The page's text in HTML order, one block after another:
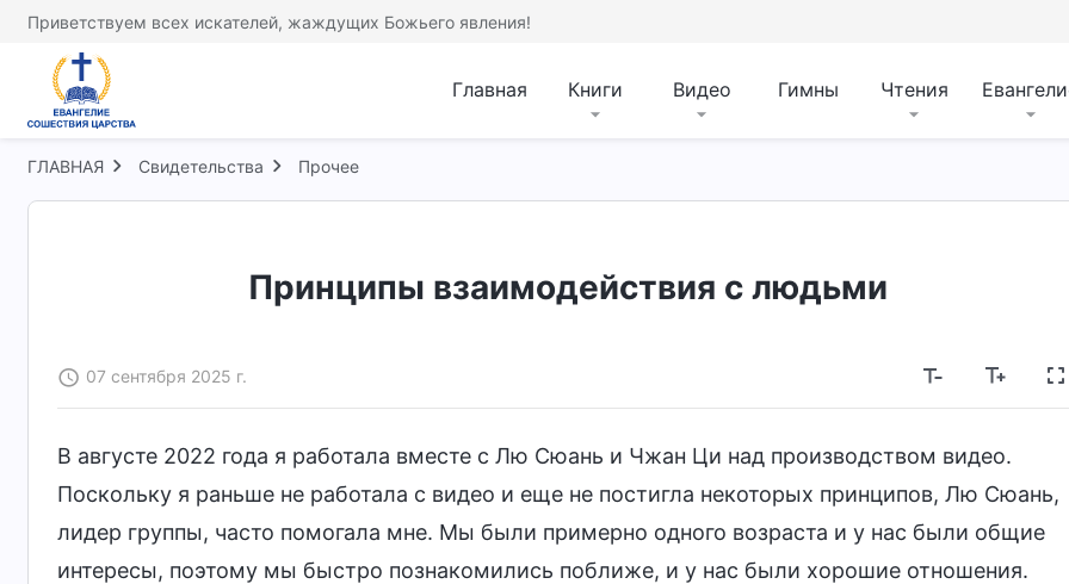
Приветствуем всех искателей, жаждущих Божьего явления!
Главная Книги Видео Гимны Чтения
ГЛАВНАЯ Свидетельства Прочее
Принципы взаимодействия с людьми
07 сентября 2025 г.
В августе 2022 года я работала вместе с Лю Сюань и Чжан Ци над производством видео.
Поскольку я раньше не работала с видео и еще не постигла некоторых принципов, Лю Сюань,
лидер группы, часто помогала мне. Мы были примерно одного возраста и у нас были общие
интересы, поэтому мы быстро познакомились поближе, и у нас были хорошие отношения.